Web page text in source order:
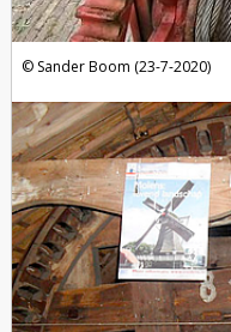
Sander Boom (23-7-2020)